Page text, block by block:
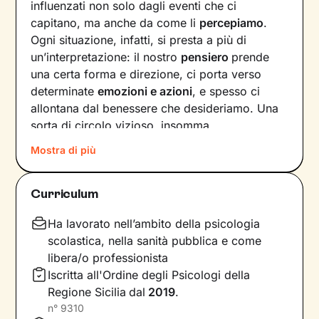
influenzati non solo dagli eventi che ci
capitano, ma anche da come li percepiamo.
Ogni situazione, infatti, si presta a più di
un’interpretazione: il nostro pensiero prende
una certa forma e direzione, ci porta verso
determinateemozioni e azioni, e spesso ci
allontana dal benessere che desideriamo. Una
sorta di circolo vizioso, insomma.
Si può interrompere questo circuito,
innescando uncambiamento che porti a una
maggiore serenità
comportamenti che lo generano.
Il mio compito sarà quello di accompagnarti in
questo processo, aiutandoti prima di tutto a
diventare
consapevole di tutto quello
influenza l’interpretazione degli eventi della tua
Mostra di più
Curriculum
Ha lavorato nell’ambito della psicologia
scolastica, nella sanità pubblica e come
libera/o professionista
Iscritta all'Ordine degli Psicologi della
Regione Sicilia dal 2019.
n° 9310